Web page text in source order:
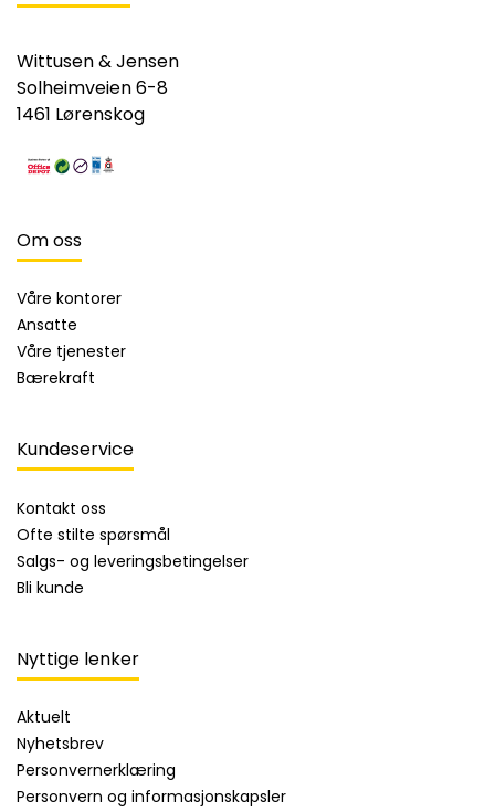
Wittusen & Jensen
Solheimveien 6-8
1461 Lørenskog
Om oss
Våre kontorer
Ansatte
Våre tjenester
Bærekraft
Kundeservice
Kontakt oss
Ofte stilte spørsmål
Salgs- og leveringsbetingelser
Bli kunde
Nyttige lenker
Aktuelt
Nyhetsbrev
Personvernerklæring
Personvern og informasjonskapsler